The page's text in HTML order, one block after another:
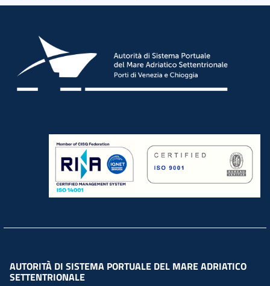
AUTORITÀ DI SISTEMA PORTUALE DEL MARE ADRIATICO
SETTENTRIONALE